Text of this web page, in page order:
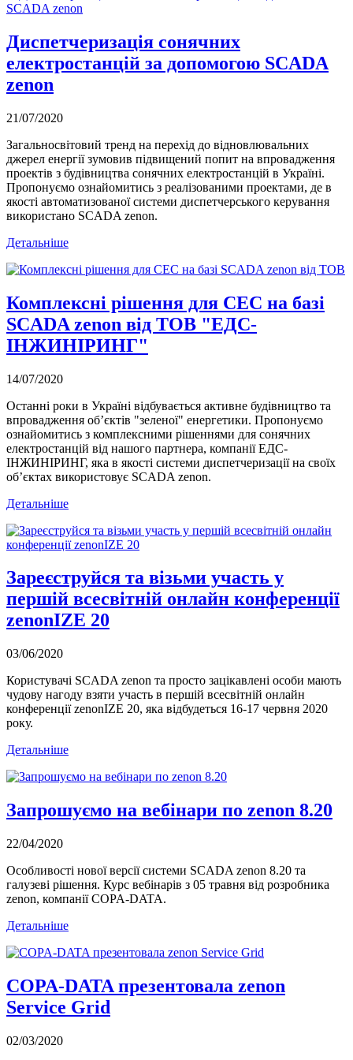
Диспетчеризація сонячних
електростанцій за допомогою SCADA
zenon
21/07/2020
Загальносвітовий тренд на перехід до відновлювальних
джерел енергії зумовив підвищений попит на впровадження
проектів з будівництва сонячних електростанцій в Україні.
Пропонуємо ознайомитись з реалізованими проектами, де в
якості автоматизованої системи диспетчерського керування
використано SCADA zenon.
Детальніше
Комплексні рішення для СЕС на базі
SCADA zenon від ТОВ "ЕДС-
ІНЖИНІРИНГ"
14/07/2020
Останні роки в Україні відбувається активне будівництво та
впровадження об’єктів "зеленої" енергетики. Пропонуємо
ознайомитись з комплексними рішеннями для сонячних
електростанцій від нашого партнера, компанії ЕДС-
ІНЖИНІРИНГ, яка в якості системи диспетчеризації на своїх
об’єктах використовує SCADA zenon.
Детальніше
Зареєструйся та візьми участь у
першій всесвітній онлайн конференції
zenonIZE 20
03/06/2020
Користувачі SCADA zenon та просто зацікавлені особи мають
чудову нагоду взяти участь в першій всесвітній онлайн
конференції zenonIZE 20, яка відбудеться 16-17 червня 2020
року.
Детальніше
Запрошуємо на вебінари по zenon 8.20
22/04/2020
Особливості нової версії системи SCADA zenon 8.20 та
галузеві рішення. Курс вебінарів з 05 травня від розробника
zenon, компанії COPA-DATA.
Детальніше
COPA-DATA презентовала zenon
Service Grid
02/03/2020